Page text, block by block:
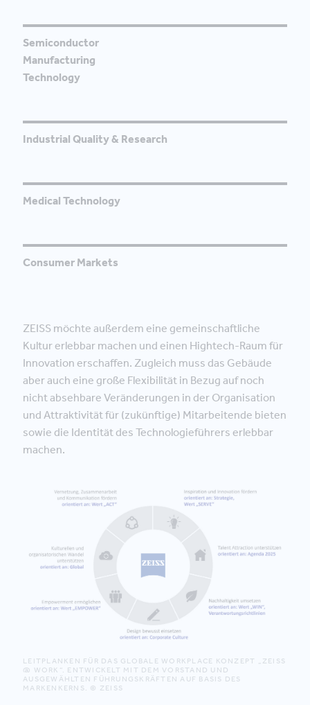
Semiconductor
Manufacturing
Technology
Industrial Quality & Research
Medical Technology
Consumer Markets
ZEISS möchte außerdem eine gemeinschaftliche
Kultur erlebbar machen und einen Hightech-Raum für
Innovation erschaffen. Zugleich muss das Gebäude
aber auch eine große Flexibilität in Bezug auf noch
nicht absehbare Veränderungen in der Organisation
und Attraktivität für (zukünftige) Mitarbeitende bieten
sowie die Identität des Technologieführers erlebbar
machen.
LEITPLANKEN FÜR DAS GLOBALE WORKPLACE KONZEPT „ZEISS
@ WORK“. ENTWICKELT MIT DEM VORSTAND UND
AUSGEWÄHLTEN FÜHRUNGSKRÄFTEN AUF BASIS DES
MARKENKERNS. © ZEISS